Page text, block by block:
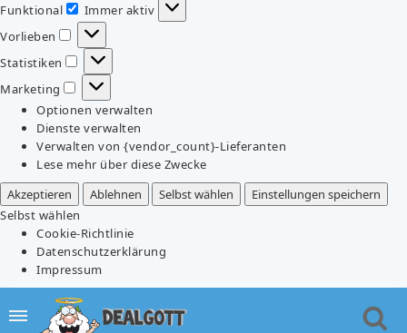
Funktional
Funktional
Immer aktiv
Vorlieben
Vorlieben
Statistiken
Statistiken
Marketing
Marketing
Optionen verwalten
Dienste verwalten
Verwalten von {vendor_count}-Lieferanten
Lese mehr über diese Zwecke
Akzeptieren
Ablehnen Selbst wählen
Einstellungen speichern
Selbst wählen
Cookie-Richtlinie
Datenschutzerklärung
Impressum